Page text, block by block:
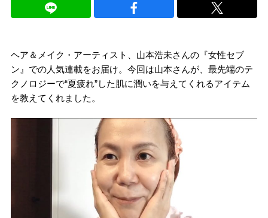
ヘア＆メイク・アーティスト、山本浩未さんの『女性セブ
ン』での人気連載をお届け。今回は山本さんが、最先端のテ
クノロジーで“夏疲れ”した肌に潤いを与えてくれるアイテム
を教えてくれました。